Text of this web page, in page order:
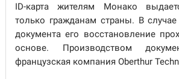
ID-карта жителям Монако
только гражданам страны. В
документа его восстановление
основе. Производством
французская компания Oberthur